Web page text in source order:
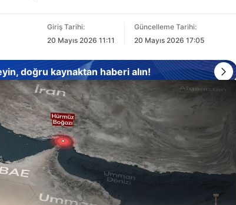
Giriş Tarihi:
20 Mayıs 2026 11:11
Güncelleme Tarihi:
20 Mayıs 2026 17:05
doğru kaynaktan haberi alın!